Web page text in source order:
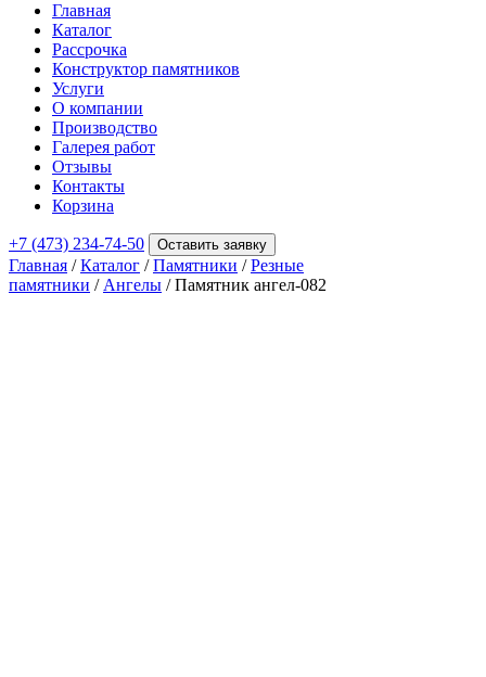
Главная
Каталог
Рассрочка
Конструктор памятников
Услуги
О компании
Производство
Галерея работ
Отзывы
Контакты
Корзина
+7 (473) 234-74-50 Оставить заявку
Главная /Каталог /Памятники /Резные
памятники / Ангелы / Памятник ангел-082